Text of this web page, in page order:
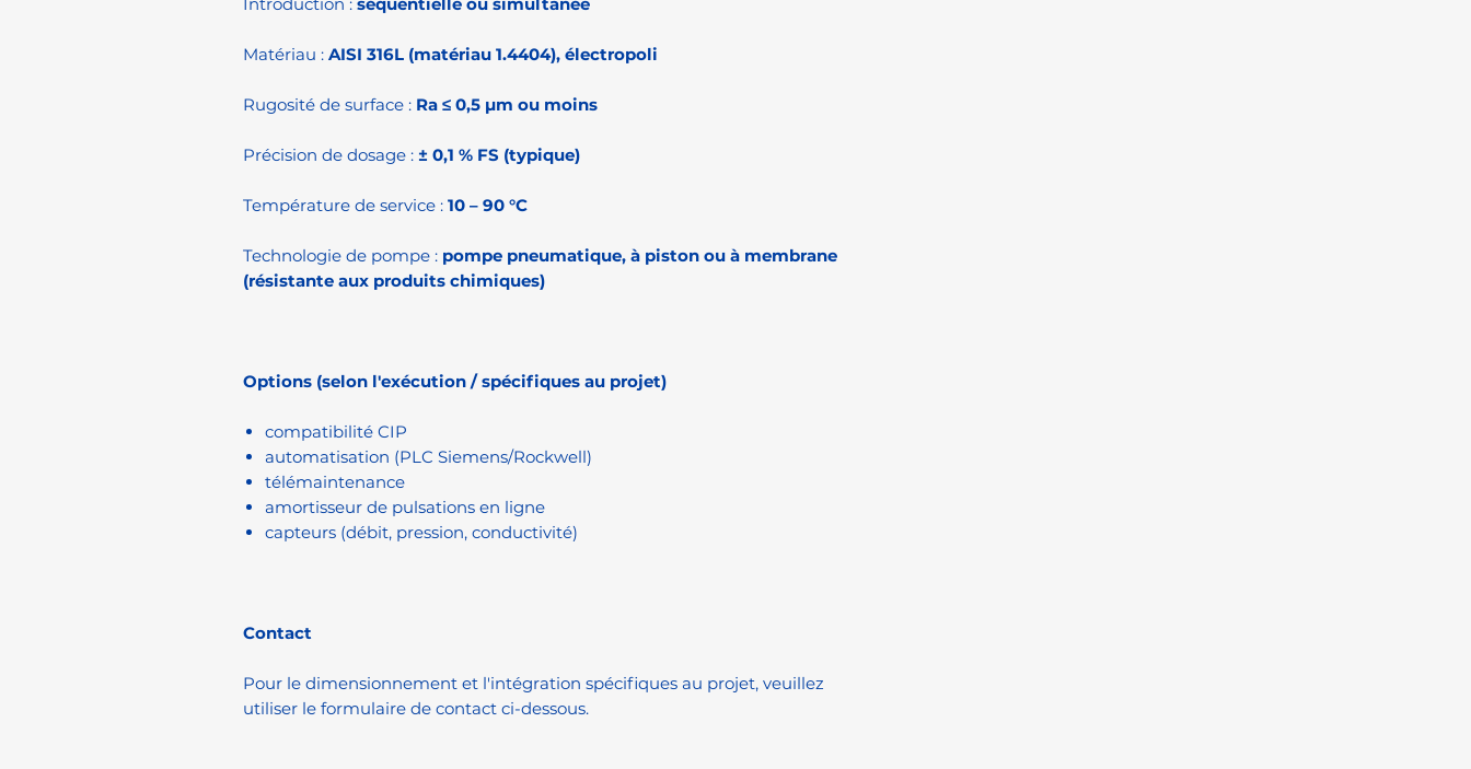
Matériau : AISI 316L (matériau 1.4404), électropoli
Rugosité de surface : Ra ≤ 0,5 µm ou moins
Précision de dosage : ± 0,1 % FS (typique)
Température de service : 10 – 90 °C
Technologie de pompe : pompe pneumatique, à piston ou à membrane
(résistante aux produits chimiques)
Options (selon l'exécution / spécifiques au projet)
compatibilité CIP
automatisation (PLC Siemens/Rockwell)
télémaintenance
amortisseur de pulsations en ligne
capteurs (débit, pression, conductivité)
Contact
Pour le dimensionnement et l'intégration spécifiques au projet, veuillez
utiliser le formulaire de contact ci-dessous.